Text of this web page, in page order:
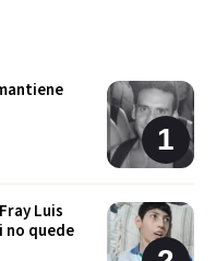
Luis
no quede